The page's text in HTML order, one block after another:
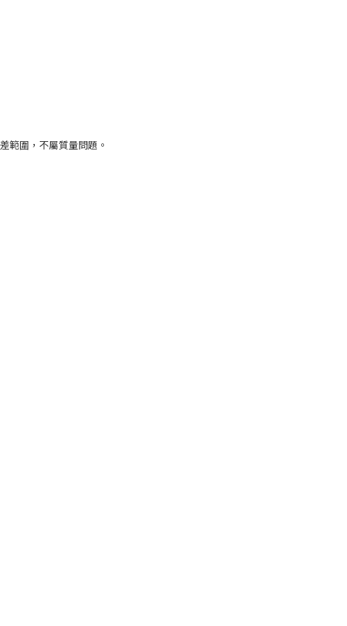
範圍，不屬質量問題。